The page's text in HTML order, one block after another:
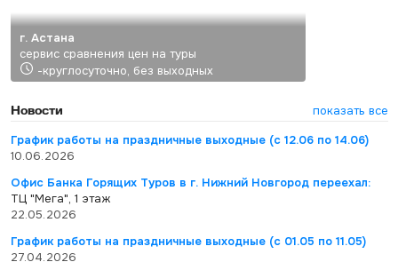
г. Астана
сервис сравнения цен на туры
-круглосуточно, без выходных
Новости
показать все
График работы на праздничные выходные (с 12.06 по 14.06)
10.06.2026
Офис Банка Горящих Туров в г. Нижний Новгород переехал:
ТЦ "Мега", 1 этаж
22.05.2026
График работы на праздничные выходные (с 01.05 по 11.05)
27.04.2026